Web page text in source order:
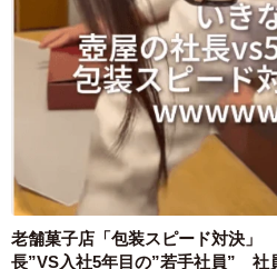
老舗菓子店「包装スピード対決」
長”VS入社5年目の”若手社員” 社